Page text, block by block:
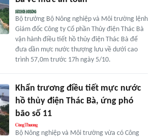
Bộ trưởng Bộ Nông nghiệp và Môi trường lệnh
Giám đốc Công ty Cổ phần Thủy điện Thác Bà
vận hành điều tiết hồ thủy điện Thác Bà để
đưa dần mực nước thượng lưu về dưới cao
trình 57,0m trước 17h ngày 5/10.
Khẩn trương điều tiết mực nước
hồ thủy điện Thác Bà, ứng phó
bão số 11
Bộ Nông nghiệp và Môi trường vừa có Công